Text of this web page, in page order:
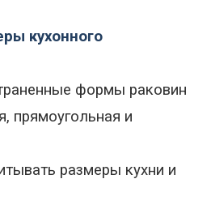
кухонного
формы раковин
прямоугольная и
размеры кухни и